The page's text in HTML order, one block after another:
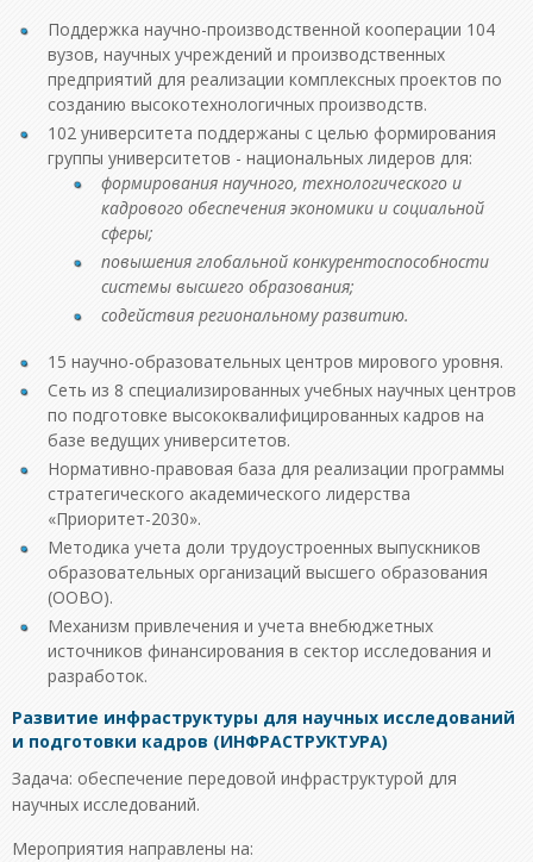
Поддержка научно-производственной кооперации 104
вузов, научных учреждений и производственных
предприятий для реализации комплексных проектов по
созданию высокотехнологичных производств.
102 университета поддержаны с целью формирования
группы университетов - национальных лидеров для:
формирования научного, технологического и
кадрового обеспечения экономики и социальной
сферы;
повышения глобальной конкурентоспособности
системы высшего образования;
содействия региональному развитию.
15 научно-образовательных центров мирового уровня.
Сеть из 8 специализированных учебных научных центров
по подготовке высококвалифицированных кадров на
базе ведущих университетов.
Нормативно-правовая база для реализации программы
стратегического академического лидерства
«Приоритет-2030».
Методика учета доли трудоустроенных выпускников
образовательных организаций высшего образования
(ООВО).
Механизм привлечения и учета внебюджетных
источников финансирования в сектор исследования и
разработок.
Развитие инфраструктуры для научных исследований
и подготовки кадров (ИНФРАСТРУКТУРА)
Задача: обеспечение передовой инфраструктурой для
научных исследований.
Мероприятия направлены на: